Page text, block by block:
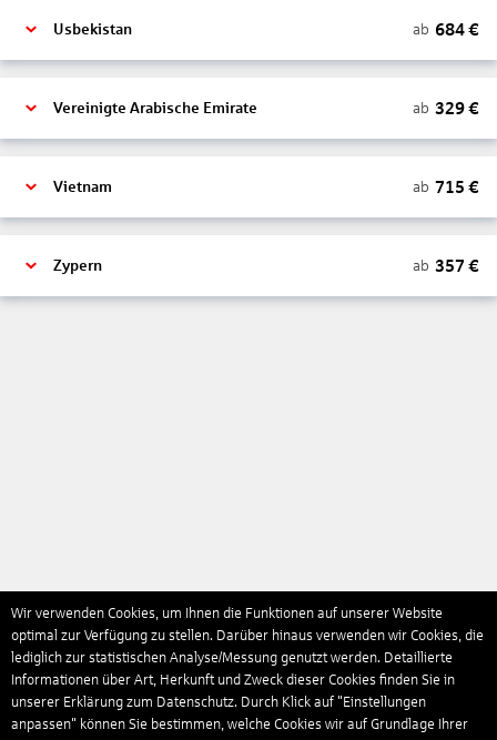
Usbekistan ab 684€
Vereinigte Arabische Emirate ab 329€
Vietnam ab 715 €
Zypern ab 357 €
Wir verwenden Cookies, um Ihnen die Funktionen auf unserer Website
optimal zur Verfügung zu stellen. Darüber hinaus verwenden wir Cookies, die
lediglich zur statistischen Analyse/Messung genutzt werden. Detaillierte
Informationen über Art, Herkunft und Zweck dieser Cookies finden Sie in
unserer Erklärung zum Datenschutz. Durch Klick auf "Einstellungen
anpassen" können Sie bestimmen, welche Cookies wir auf Grundlage Ihrer